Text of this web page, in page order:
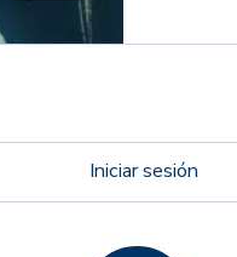
Iniciar sesión